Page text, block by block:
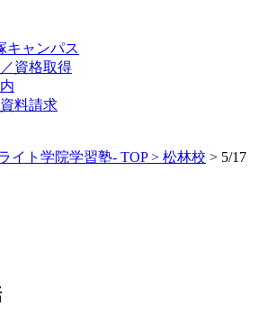
キャンパス
資格取得
料請求
イト学院学習塾- TOP > 松林校 > 5/17